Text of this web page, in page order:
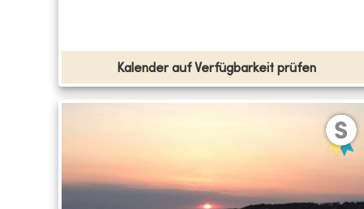
Kalender auf Verfügbarkeit prüfen